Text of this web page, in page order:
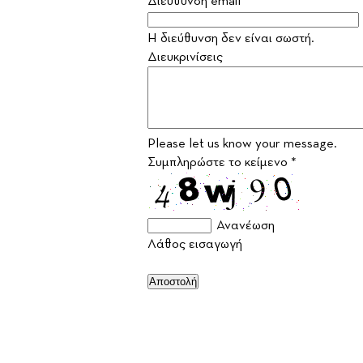
Η διεύθυνση δεν είναι σωστή.
Διευκρινίσεις
Please let us know your message.
Συμπληρώστε το κείμενο *
Ανανέωση
Λάθος εισαγωγή